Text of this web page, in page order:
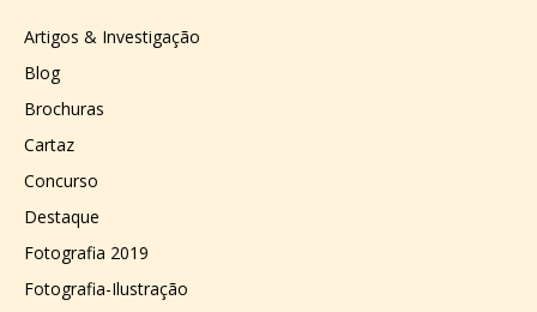
Artigos & Investigação
Blog
Brochuras
Cartaz
Concurso
Destaque
Fotografia 2019
Fotografia-Ilustração